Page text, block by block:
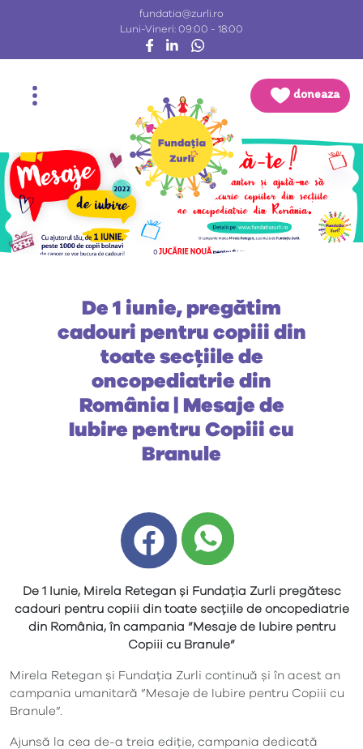
fundatia@zurli.ro
Luni-Vineri: 09:00 - 18:00
doneaza
De 1 iunie, pregătim
cadouri pentru copiii din
toate secțiile de
oncopediatrie din
România | Mesaje de
Iubire pentru Copiii cu
Branule
De 1 Iunie, Mirela Retegan și Fundația Zurli pregătesc
cadouri pentru copiii din toate secțiile de oncopediatrie
din România,în campania ”Mesaje de Iubire pentru
Copiii cu Branule”
Mirela Retegan și Fundația Zurli continuă și în acest an
campania umanitară ”Mesaje de Iubire pentru Copiii cu
Branule”.
Ajunsă la cea de-a treia ediție, campania dedicată